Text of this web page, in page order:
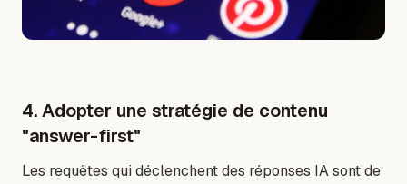
4. Adopter une stratégie de contenu
"answer-first"
Les requêtes qui déclenchent des réponses IA sont de